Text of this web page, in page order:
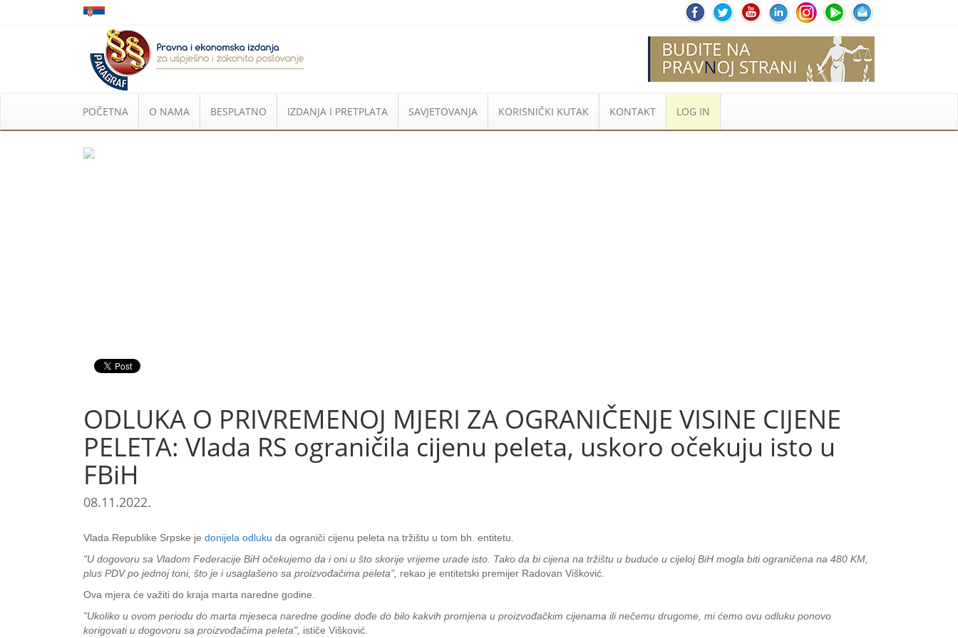
POČETNA O NAMA BESPLATNO IZDANJA I PRETPLATA SAVJETOVANJA KORISNIČKI KUTAK KONTAKT LOG IN
ODLUKA O PRIVREMENOJ MJERI ZA OGRANIČENJE VISINE CIJENE
PELETA: Vlada RS ograničila cijenu peleta, uskoro očekuju isto u
FBiH
08.11.2022.
Vlada Republike Srpske je donijela odluku da ograniči cijenu peleta na tržištu u tom bh. entitetu.
"U dogovoru sa Vladom Federacije BiH očekujemo da i oni u što skorije vrijeme urade isto. Tako da bi cijena na tržištu u buduće u cijeloj BiH mogla biti ograničena na 480 KM,
plus PDV po jednoj toni, što je i usaglašeno sa proizvođačima peleta", rekao je entitetski premijer Radovan Višković.
Ova mjera će važiti do kraja marta naredne godine.
"Ukoliko u ovom periodu do marta mjeseca naredne godine dođe do bilo kakvih promjena u proizvođačkim cijenama ili nečemu drugome, mi ćemo ovu odluku ponovo
korigovati u dogovoru sa proizvođačima peleta", ističe Višković.